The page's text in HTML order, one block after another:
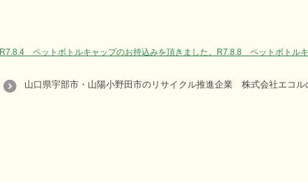
R7.8.4 ペットボトルキャップのお持込みを頂きました。 R7.8.8 ペットボトルキ
山口県宇部市・山陽小野田市のリサイクル推進企業 株式会社エコル